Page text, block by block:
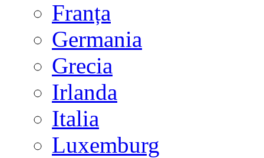
Franța
Germania
Grecia
Irlanda
Italia
Luxemburg